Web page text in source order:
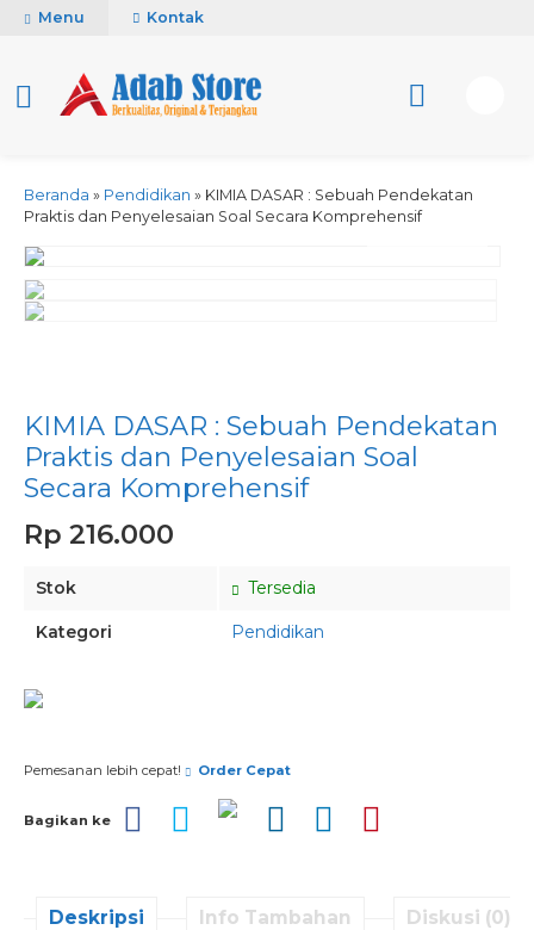
Menu Kontak
Beranda » Pendidikan » KIMIA DASAR : Sebuah Pendekatan
Praktis dan Penyelesaian Soal Secara Komprehensif
KIMIA DASAR : Sebuah Pendekatan
Praktis dan Penyelesaian Soal
Secara Komprehensif
Rp 216.000
Stok Tersedia
Kategori Pendidikan
Pemesanan lebih cepat! Order Cepat
Bagikan ke
Deskripsi Info Tambahan Diskusi (0)